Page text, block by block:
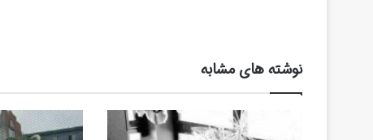
نوشته های مشابه